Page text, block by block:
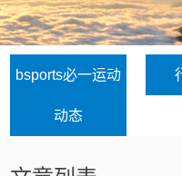
bsports必一运动
动态